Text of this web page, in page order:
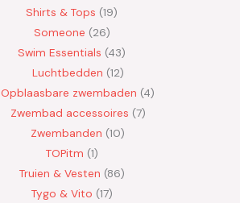
Shirts & Tops 19
Someone 26
Swim Essentials 43
Luchtbedden 12
Opblaasbare zwembaden 4
Zwembad accessoires 7
Zwembanden 10
TOPitm 1
Truien & Vesten 86
Tygo & Vito 17